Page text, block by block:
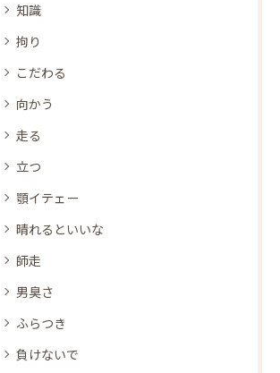
知識
拘り
こだわる
向かう
走る
立つ
顎イテェー
晴れるといいな
師走
男臭さ
ふらつき
負けないで